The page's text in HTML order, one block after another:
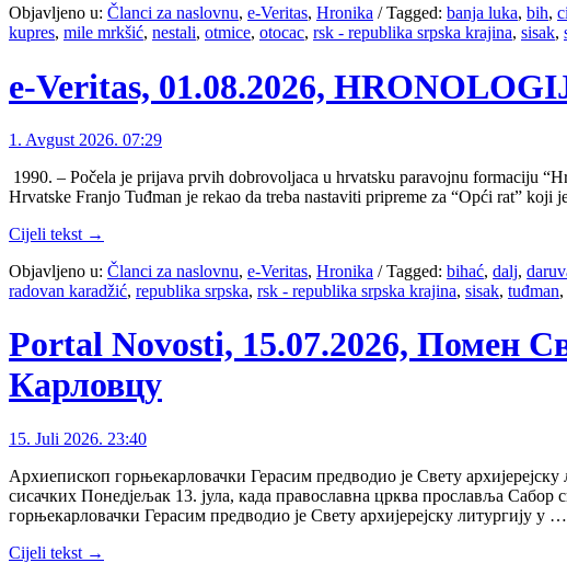
Objavljeno u: Članci za naslovnu, e-Veritas, Hronika /Tagged: banja luka, bih,
kupres, mile mrkšić, nestali, otmice, otocac, rsk - republika srpska krajina, sisak,
e-Veritas, 01.08.2026,
1. Avgust 2026. 07:29
1990. – Počela je prijava prvih dobrovoljaca u hrvatsku paravojnu formaciju
Hrvatske Franjo Tuđman je rekao da treba nastaviti pripreme za “Opći rat”
Cijeli tekst →
Objavljeno u: Članci za naslovnu, e-Veritas, Hronika /Tagged: bihać, dalj,
radovan karadžić, republika srpska, rsk - republika srpska krajina, sisak, tuđman,
Portal Novosti, 15.07.2026, Помен
Карловцу
15. Juli 2026. 23:40
Архиепископ горњекарловачки Герасим предводио је Свету
сисачких Понедјељак 13. јула, када православна црква прославља Сабор
горњекарловачки Герасим предводио је Свету архијерејску литургију у …
Cijeli tekst →